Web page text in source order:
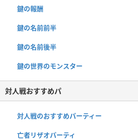
鍵の報酬
鍵の名前前半
鍵の名前後半
鍵の世界のモンスター
対人戦おすすめパ
対人戦のおすすめパーティー
亡者リザオパーティ